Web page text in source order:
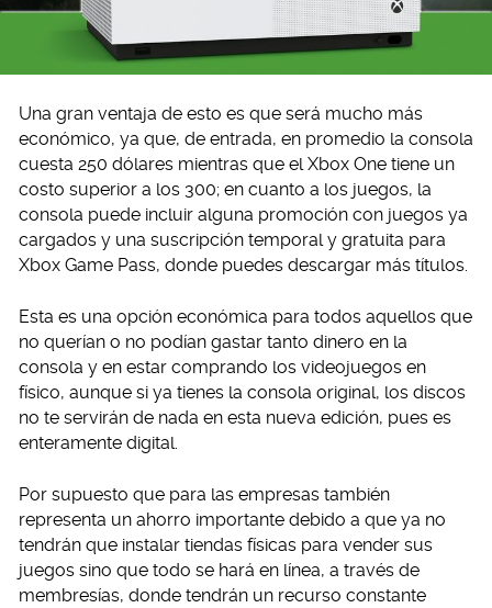
Una gran ventaja de esto es que será mucho más
económico, ya que, de entrada, en promedio la consola
cuesta 250 dólares mientras que el Xbox One tiene un
costo superior a los 300; en cuanto a los juegos, la
consola puede incluir alguna promoción con juegos ya
cargados y una suscripción temporal y gratuita para
Xbox Game Pass, donde puedes descargar más títulos.
Esta es una opción económica para todos aquellos que
no querían o no podían gastar tanto dinero en la
consola y en estar comprando los videojuegos en
físico, aunque si ya tienes la consola original, los discos
no te servirán de nada en esta nueva edición, pues es
enteramente digital.
Por supuesto que para las empresas también
representa un ahorro importante debido a que ya no
tendrán que instalar tiendas físicas para vender sus
juegos sino que todo se hará en línea, a través de
membresías, donde tendrán un recurso constante